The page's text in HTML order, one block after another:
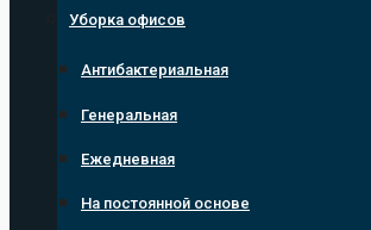
Уборка офисов
Антибактериальная
Генеральная
Ежедневная
На постоянной основе